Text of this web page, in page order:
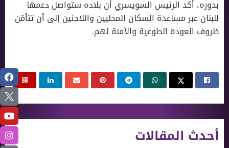
بدوره، أكد الرئيس السويسري أن بلاده ستواصل دعمها
للبنان عبر مساعدة السكان المحليين واللاجئين إلى أن تتأمّن
ظروف العودة الطوعية والآمنة لهم.
أحدث المقالات